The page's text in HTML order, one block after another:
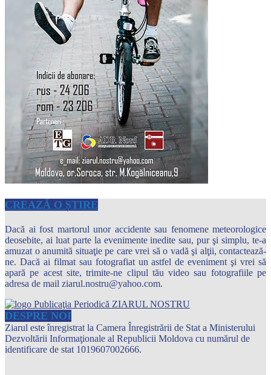
CREAZĂ O ȘTIRE
Dacă ai fost martorul unor accidente sau fenomene meteorologice
deosebite, ai luat parte la evenimente inedite sau, pur şi simplu, te-a
amuzat o anumită situaţie pe care vrei să o vadă şi alţii, contactează-
ne. Dacă ai filmat sau fotografiat un astfel de eveniment şi vrei să
apară pe acest site, trimite-ne clipul tău video sau fotografiile pe
adresa de mail ziarul.nostru@yahoo.com.
DESPRE NOI
Ziarul este înregistrat la Camera Înregistrării de Stat a Ministerului
Dezvoltării Informaţionale al Republicii Moldova cu numărul de
identificare de stat 1019607002666.